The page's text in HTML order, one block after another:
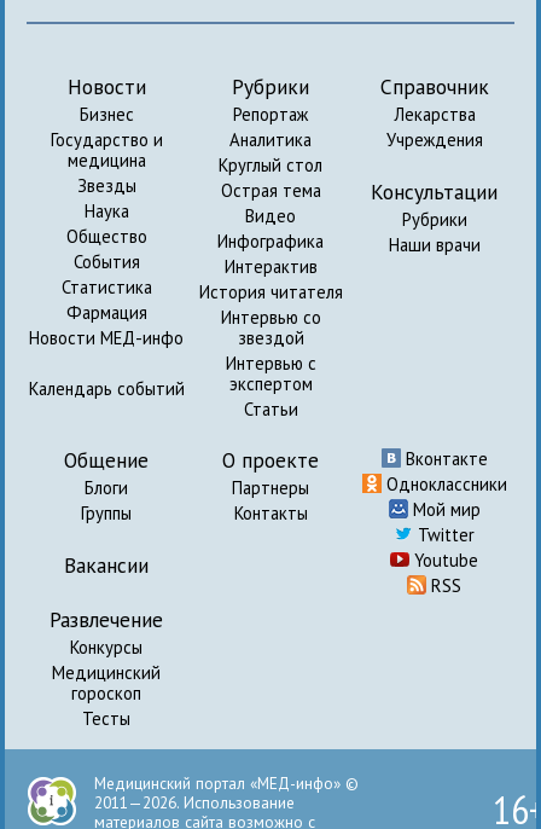
Новости
Бизнес
Государство и
медицина
Звезды
Наука
Общество
События
Статистика
Фармация
Новости МЕД-инфо
Календарь событий
Рубрики
Репортаж
Аналитика
Круглый стол
Острая тема
Видео
Инфографика
Интерактив
История читателя
Интервью со
звездой
Интервью с
экспертом
Статьи
Справочник
Лекарства
Учреждения
Консультации
Рубрики
Наши врачи
Общение
Блоги
Группы
Вакансии
Развлечение
Конкурсы
Медицинский
гороскоп
Тесты
О проекте
Партнеры
Контакты
Вконтакте
Одноклассники
Мой мир
Twitter
Youtube
RSS
Медицинский портал «МЕД-инфо» ©
2011—2026. Использование
материалов сайта возможно с